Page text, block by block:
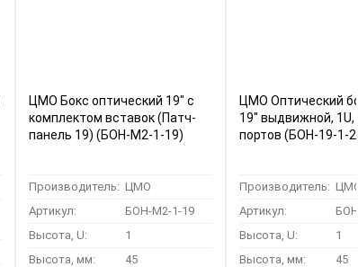
ЦМО Бокс оптический 19" с
комплектом вставок (Патч-
панель 19) (БОН-М2-1-19)
Производитель: ЦМО
Артикул:
БОН-М2-1-19
Высота, U:
1
Высота, мм:
45
ЦМО Оптический
19" выдвижной, 1U,
портов (БОН-19-
Производитель:
Артикул:
Высота, U:
1
Высота, мм:
45